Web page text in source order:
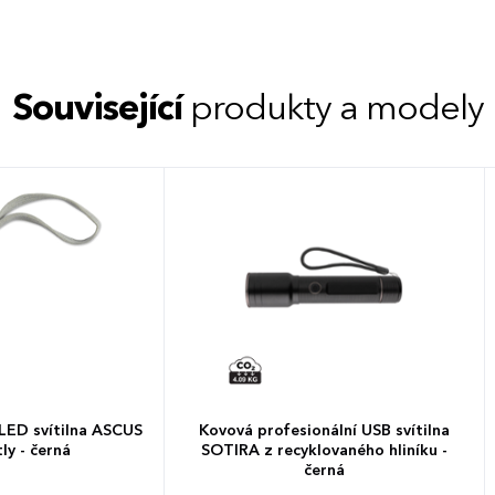
Související produkty a modely
svítilna ASCUS
- černá
Kovová profesionální USB svítilna
SOTIRA z recyklovaného hliníku -
černá